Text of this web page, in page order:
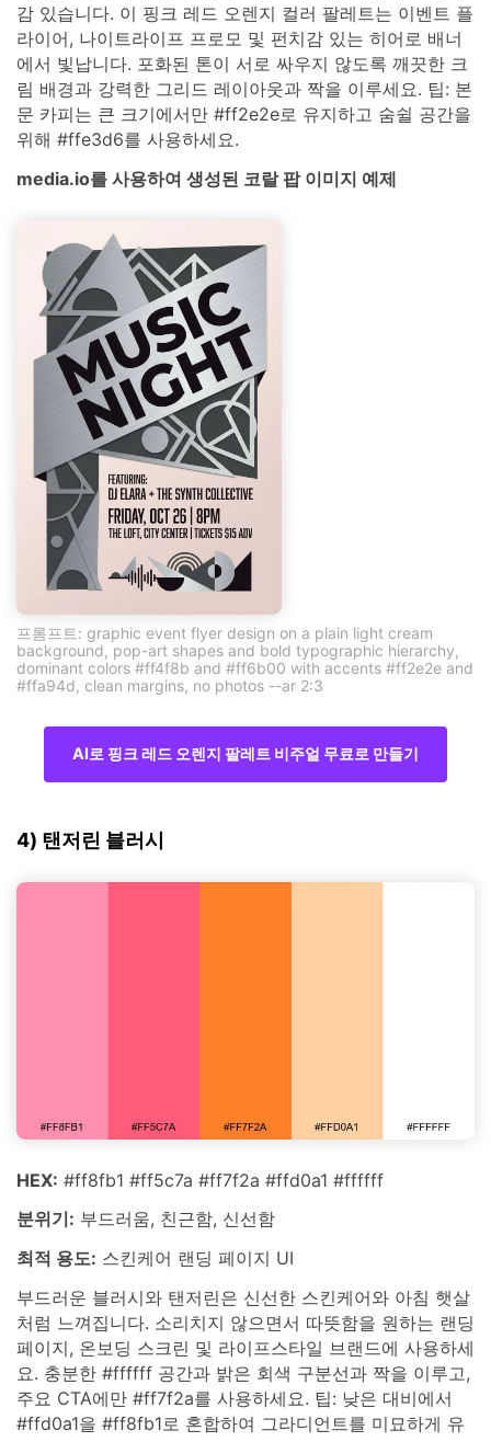
감 있습니다. 이 핑크 레드 오렌지 컬러 팔레트는 이벤트 플
라이어, 나이트라이프 프로모 및 펀치감 있는 히어로 배너
에서 빛납니다. 포화된 톤이 서로 싸우지 않도록 깨끗한 크
림 배경과 강력한 그리드 레이아웃과 짝을 이루세요. 팁: 본
문 카피는 큰 크기에서만 #ff2e2e로 유지하고 숨쉴 공간을
위해 #ffe3d6를 사용하세요.
media.io를 사용하여 생성된 코랄 팝 이미지 예제
프롬프트: graphic event flyer design on a plain light cream
background, pop-art shapes and bold typographic hierarchy,
dominant colors #ff4f8b and #ff6b00 with accents #ff2e2e and
#ffa94d, clean margins, no photos --ar 2:3
AI로 핑크 레드 오렌지 팔레트 비주얼 무료로 만들기
4) 탠저린 블러시
HEX: #ff8fb1 #ff5c7a #ff7f2a #ffd0a1 #ffffff
분위기: 부드러움, 친근함, 신선함
최적 용도: 스킨케어 랜딩 페이지 UI
부드러운 블러시와 탠저린은 신선한 스킨케어와 아침 햇살
처럼 느껴집니다. 소리치지 않으면서 따뜻함을 원하는 랜딩
페이지, 온보딩 스크린 및 라이프스타일 브랜드에 사용하세
요. 충분한 #ffffff 공간과 밝은 회색 구분선과 짝을 이루고,
주요 CTA에만 #ff7f2a를 사용하세요. 팁: 낮은 대비에서
#ffd0a1을 #ff8fb1로 혼합하여 그라디언트를 미묘하게 유